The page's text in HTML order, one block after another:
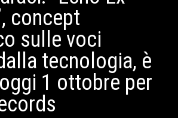
concept
sulle voci
tecnologia, è
1 ottobre per